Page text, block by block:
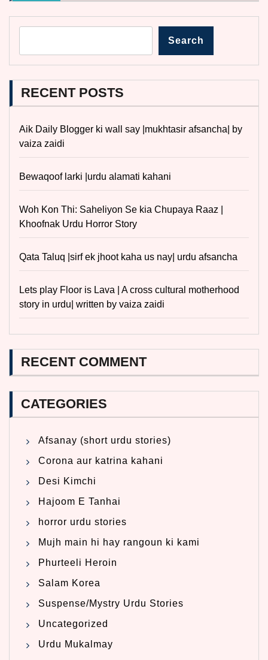
Search
RECENT POSTS
Aik Daily Blogger ki wall say |mukhtasir afsancha| by
vaiza zaidi
Bewaqoof larki |urdu alamati kahani
Woh Kon Thi: Saheliyon Se kia Chupaya Raaz |
Khoofnak Urdu Horror Story
Qata Taluq |sirf ek jhoot kaha us nay| urdu afsancha
Lets play Floor is Lava | A cross cultural motherhood
story in urdu| written by vaiza zaidi
RECENT COMMENT
CATEGORIES
Afsanay (short urdu stories)
Corona aur katrina kahani
Desi Kimchi
Hajoom E Tanhai
horror urdu stories
Mujh main hi hay rangoun ki kami
Phurteeli Heroin
Salam Korea
Suspense/Mystry Urdu Stories
Uncategorized
Urdu Mukalmay